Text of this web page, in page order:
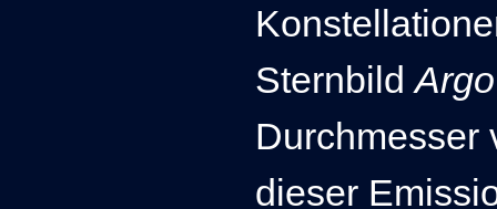
Sternbild
Durchmesser
dieser